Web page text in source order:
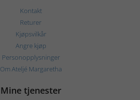
Kontakt
Returer
Kjøpsvilkår
Angre kjøp
Personopplysninger
Om Ateljé Margaretha
Mine tjenester